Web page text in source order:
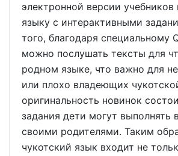
электронной версии
языку с интерактивными
того, благодаря специальному
можно послушать тексты для
родном языке, что важно для
или плохо владеющих
оригинальность новинок
задания дети могут выполнять
своими родителями. Таким
чукотский язык входит не